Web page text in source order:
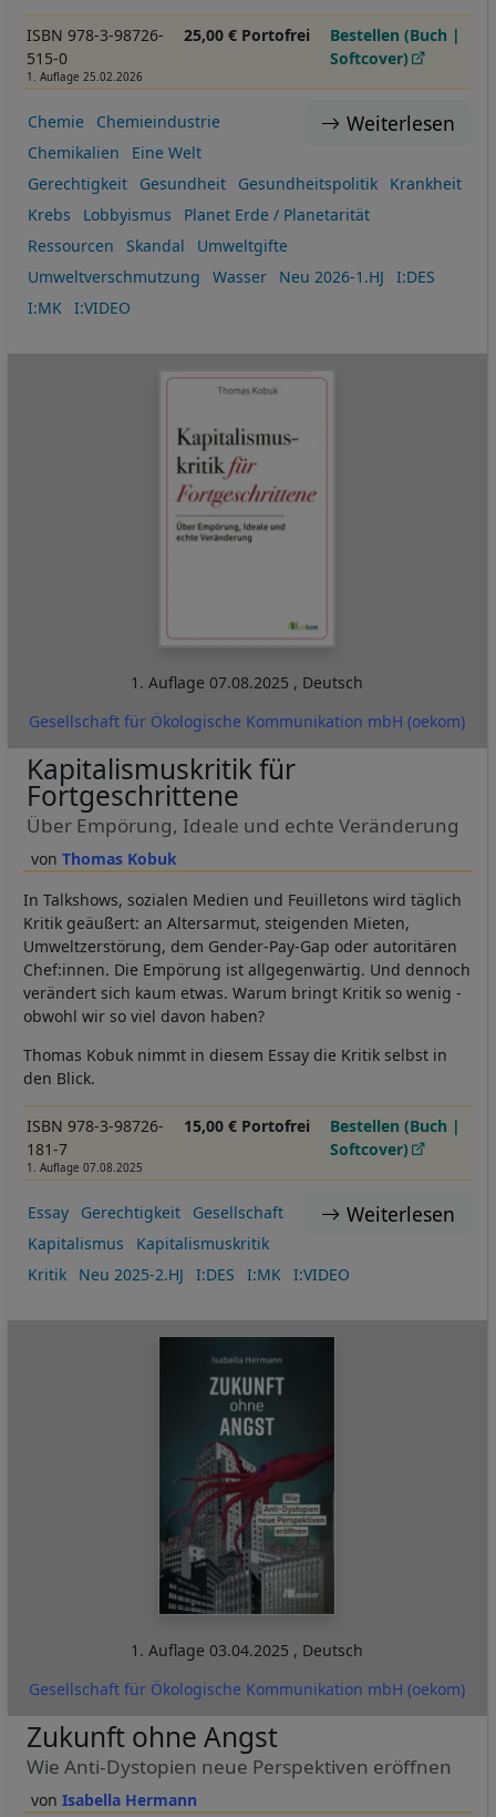
ISBN 978-3-98726-
515-0
1. Auflage 25.02.2026
25,00 € Portofrei
Bestellen (Buch |
Softcover)
Weiterlesen
Chemie
Chemieindustrie
Chemikalien
Eine Welt
Gerechtigkeit
Gesundheit Gesundheitspolitik
Krankheit
Krebs
Lobbyismus
Planet Erde / Planetarität
Ressourcen
Skandal
Umweltgifte
Umweltverschmutzung
Wasser Neu 2026-1.HJ
I:DES
I:MK
I:VIDEO
1. Auflage07.08.2025 , Deutsch
Gesellschaft für Ökologische Kommunikation mbH (oekom)
Thomas Kobuk
Kapitalismuskritik für
Fortgeschrittene
Über Empörung, Ideale und echte Veränderung
In Talkshows, sozialen Medien und Feuilletons wird täglich
Kritik geäußert: an Altersarmut, steigenden Mieten,
Umweltzerstörung, dem Gender-Pay-Gap oder autoritären
Chef:innen. Die Empörung ist allgegenwärtig. Und dennoch
verändert sich kaum etwas. Warum bringt Kritik so wenig -
obwohl wir so viel davon haben?
Thomas Kobuk nimmt in diesem Essay die Kritik selbst in
den Blick.
ISBN 978-3-98726-
181-7
1. Auflage 07.08.2025
15,00 € Portofrei
Bestellen (Buch |
Softcover)
Weiterlesen
Essay Gerechtigkeit
Gesellschaft
Kapitalismus
Kapitalismuskritik
Kritik
Neu 2025-2.HJ I:DES I:MK I:VIDEO
1. Auflage03.04.2025 , Deutsch
Gesellschaft für Ökologische Kommunikation mbH (oekom)
Isabella Hermann
Zukunft ohne Angst
Wie Anti-Dystopien neue Perspektiven eröffnen